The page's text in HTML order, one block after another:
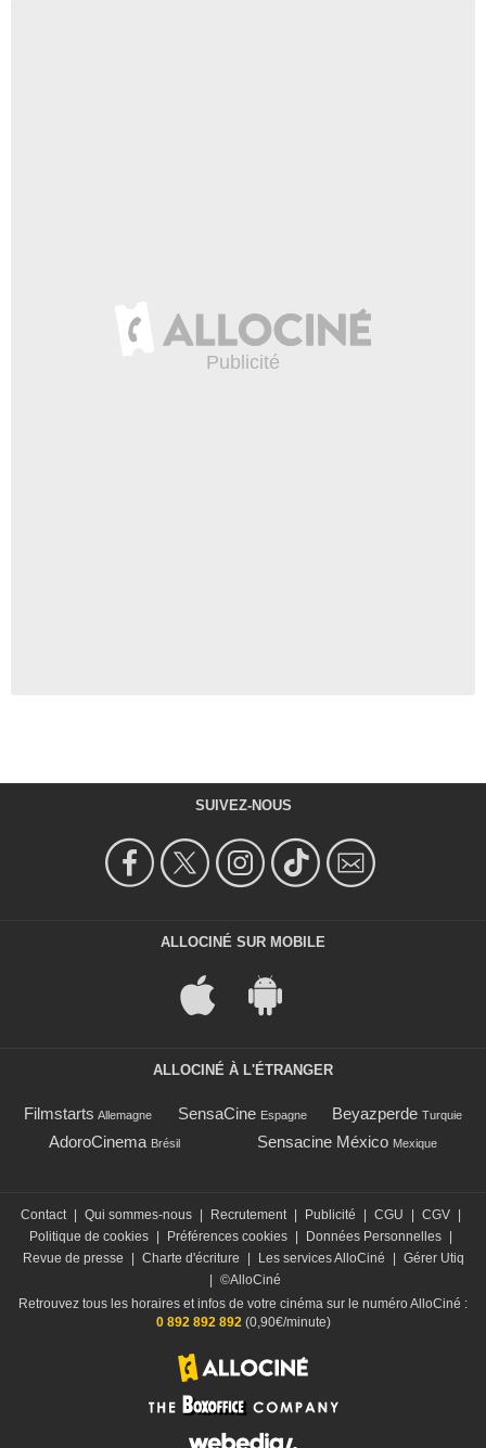
SUIVEZ-NOUS
ALLOCINÉ SUR MOBILE
ALLOCINÉ À L'ÉTRANGER
Filmstarts Allemagne SensaCine Espagne Beyazperde Turquie
AdoroCinema Brésil Sensacine México Mexique
Contact | Qui sommes-nous | Recrutement | Publicité | CGU | CGV |
Politique de cookies | Préférences cookies | Données Personnelles |
Revue de presse
| Charte d'écriture | Les services AlloCiné | Gérer Utiq
| ©AlloCiné
Retrouvez tous les horaires et infos de votre cinéma sur le numéro AlloCiné :
0 892 892 892 (0,90€/minute)